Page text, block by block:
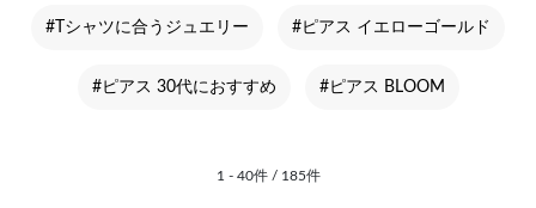
#Tシャツに合うジュエリー #ピアス イエローゴールド
#ピアス 30代におすすめ #ピアス BLOOM
1 - 40件 / 185件